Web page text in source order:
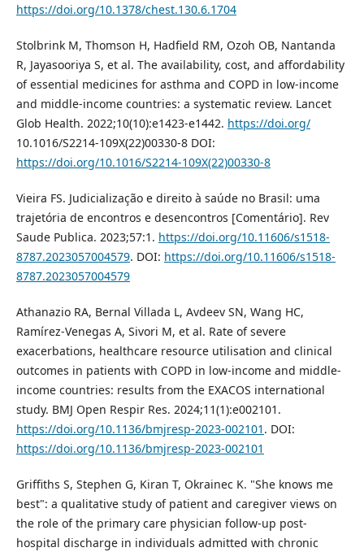
https://doi.org/10.1378/chest.130.6.1704
Stolbrink M, Thomson H, Hadfield RM, Ozoh OB, Nantanda
R, Jayasooriya S, et al. The availability, cost, and affordability
of essential medicines for asthma and COPD in low-income
and middle-income countries: a systematic review. Lancet
Glob Health. 2022;10(10):e1423-e1442. https://doi.org/
10.1016/S2214-109X(22)00330-8 DOI:
https://doi.org/10.1016/S2214-109X(22)00330-8
Vieira FS. Judicialização e direito à saúde no Brasil: uma
trajetória de encontros e desencontros [Comentário]. Rev
Saude Publica. 2023;57:1. https://doi.org/10.11606/s1518-
8787.2023057004579. DOI: https://doi.org/10.11606/s1518-
8787.2023057004579
Athanazio RA, Bernal Villada L, Avdeev SN, Wang HC,
Ramírez-Venegas A, Sivori M, et al. Rate of severe
exacerbations, healthcare resource utilisation and clinical
outcomes in patients with COPD in low-income and middle-
income countries: results from the EXACOS international
study. BMJ Open Respir Res. 2024;11(1):e002101.
https://doi.org/10.1136/bmjresp-2023-002101 . DOI:
https://doi.org/10.1136/bmjresp-2023-002101
Griffiths S, Stephen G, Kiran T, Okrainec K. "She knows me
best": a qualitative study of patient and caregiver views on
the role of the primary care physician follow-up post-
hospital discharge in individuals admitted with chronic